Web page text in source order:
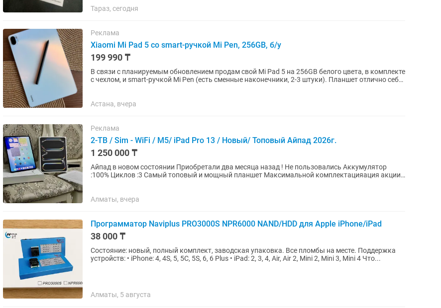
Тараз, сегодня
Реклама
Xiaomi Mi Pad 5 со smart-ручкой Mi Pen, 256GB, б/у
199 990 ₸
В связи с планируемым обновлением продам свой Mi Pad 5 на 256GB белого цвета, в комплекте
с чехлом, и smart-ручкой Mi Pen (есть сменные наконечники, 2-3 штуки). Планшет отлично себя
Астана, вчера
Реклама
2-TB / Sim - WiFi / M5/ iPad Pro 13 / Новый/ Топовый Айпад 2026г.
1 250 000 ₸
Айпад в новом состоянии Приобретали два месяца назад ! Не пользовались Аккумулятор
:100% Циклов :3 Самый топовый и мощный планшет Максимальной комплектацияация акции
Алматы, вчера
Программатор Naviplus PRO3000S NPR6000 NAND/HDD для Apple iPhone/iPad
38 000 ₸
Состояние: новый, полный комплект, заводская упаковка. Все пломбы на месте. Поддержка
устройств: • iPhone: 4, 4S, 5, 5C, 5S, 6, 6 Plus • iPad: 2, 3, 4, Air, Air 2, Mini 2, Mini 3, Mini 4 Что...
Алматы, 5 августа